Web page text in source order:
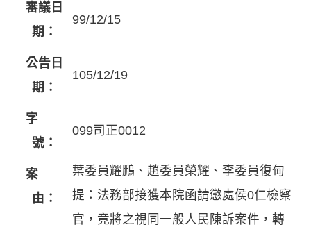
審議日
期：
99/12/15
公告日
期：
105/12/19
字
號：
099司正0012
案
由：
葉委員耀鵬、趙委員榮耀、李委員復甸
提：法務部接獲本院函請懲處侯0仁檢察
官，竟將之視同一般人民陳訴案件，轉